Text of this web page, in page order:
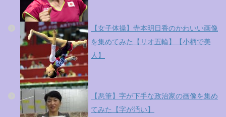
【女子体操】寺本明日香のかわいい画像
を集めてみた【リオ五輪】【小柄で美
人】
【悪筆】字が下手な政治家の画像を集め
てみた【字が汚い】